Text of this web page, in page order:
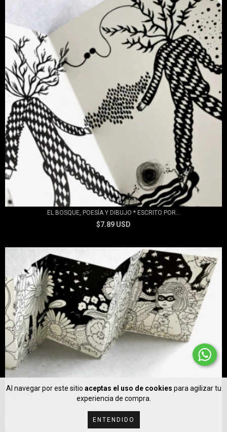
Al navegar por este sitio aceptas el uso de cookies para agilizar tu
experiencia de compra.
ENTENDIDO
EL BOSQUE, POESÍA Y DIBUJO * ESCRITO POR...
$7.89 USD